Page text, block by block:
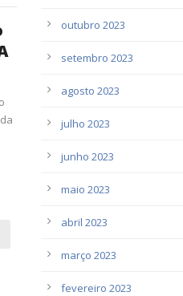
outubro 2023
setembro 2023
agosto 2023
julho 2023
junho 2023
maio 2023
abril 2023
março 2023
fevereiro 2023